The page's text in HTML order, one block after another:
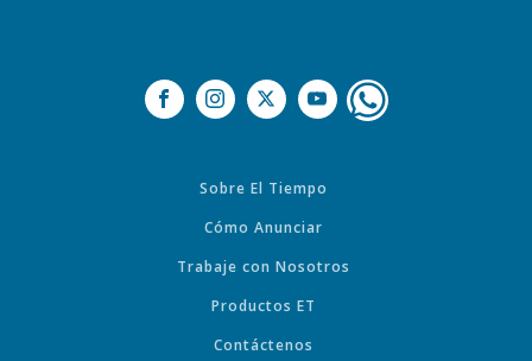
Sobre El Tiempo
Cómo Anunciar
Trabaje con Nosotros
Productos ET
Contáctenos